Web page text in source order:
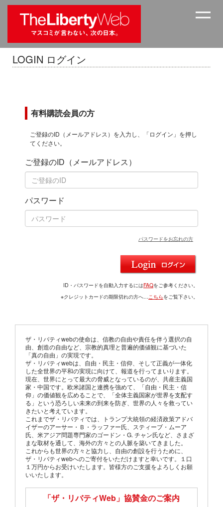
LOGIN ログイン
有料購読会員の方
ご登録のID（メールアドレス）を入力し、「ログイン」を押し
てください。
ご登録のID（メールアドレス）
パスワード
パスワードをお忘れの方
ID・パスワードを自動入力するにはFAQをご参考ください。
※クレジットカードの期限切れの方へ…こちらをご覧下さい。
ザ・リバティwebの使命は、信教の自由や責任を伴う選択の自
由、創造の自由など、宗教的真理と普遍的価値観に基づいた
「真の自由」の実現です。
ザ・リバティwebは、自由・民主・信仰、そして正義が一体化
した全世界の平和の実現に向けて、報道を行ってまいります。
現在、世界にとって最大の脅威となっているのが、共産主義国
家・中国です。欧米諸国と連携を強めて、「自由・民主・信
仰」の価値観を広めることで、「全体主義国家が世界を支配す
る」という恐ろしい未来の到来を防ぎ、世界の人々を救ってい
きたいと考えています。
これまでザ・リバティでは、トランプ大統領の経済政策アドバ
イザーのアーサー・Ｂ・ラッファー氏、スティーブ・ムーア
氏、米アジア問題専門家のゴードン・G. チャン氏など、さまざ
まな取材を通して、海外の方々との人脈を築いてきました。
これからも世界の方々と協力し、自由の創設を行うために、
ザ・リバティwebへのご寄付をいただけますと幸いです。１口
１万円からお受けいたします。皆様方のご支援をよろしくお願
いいたします。
「ザ・リバティWeb」 協賛金のご案内